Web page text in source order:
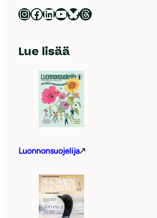
Luonnonsuojeluliitto Instagramissa Luonnonsuojeluliitto Facebookissa Luonnonsuojeluliitto LinkedInissä Luonnonsuojeluliiton YouTube-kanava Luonnonsuojeluliitto Blueskyssa Luonnonsuojeluliitto Threadsissa
Lue lisää
Luonnonsuojelija